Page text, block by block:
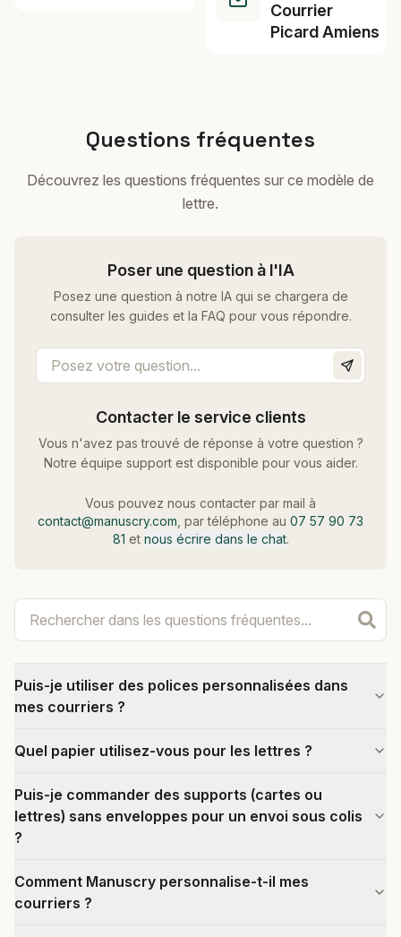
Courrier
Picard Amiens
Questions fréquentes
Découvrez les questions fréquentes sur ce modèle de
lettre.
Poser une question à l'IA
Posez une question à notre IA qui se chargera de
consulter les guides et la FAQ pour vous répondre.
Contacter le service clients
Vous n'avez pas trouvé de réponse à votre question ?
Notre équipe support est disponible pour vous aider.
Vous pouvez nous contacter par mail à
contact@manuscry.com , par téléphone au 07 57 90 73
81 et nous écrire dans le chat.
Puis-je utiliser des polices personnalisées dans
mes courriers ?
Quel papier utilisez-vous pour les lettres ?
Puis-je commander des supports (cartes ou
lettres) sans enveloppes pour un envoi sous colis
?
Comment Manuscry personnalise-t-il mes
courriers ?